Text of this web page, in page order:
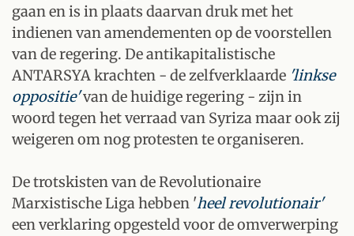
gaan en is in plaats daarvan druk met het
indienen van amendementen op de voorstellen
van de regering. De antikapitalistische
ANTARSYA krachten - de zelfverklaarde 'linkse
oppositie'van de huidige regering - zijn in
woord tegen het verraad van Syriza maar ook zij
weigeren om nog protesten te organiseren.
De trotskisten van de Revolutionaire
Marxistische Liga hebben 'heelrevolutionair'
een verklaring opgesteld voor de omverwerping